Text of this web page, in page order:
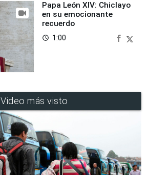
Papa León XIV: Chiclayo
en su emocionante
recuerdo
access_time 1:00
Video más visto